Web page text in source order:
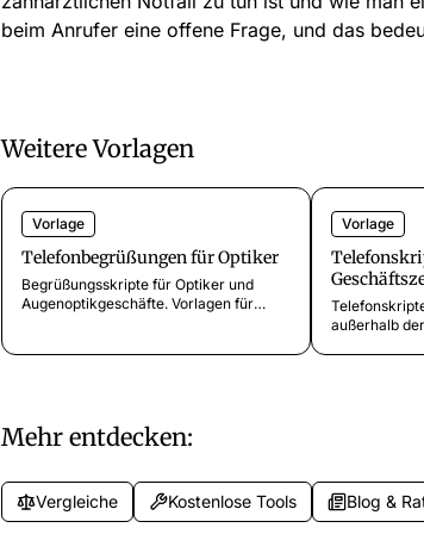
beim Anrufer eine offene Frage, und das
Weitere Vorlagen
Vorlage
Telefonbegrüßungen für Optiker
Begrüßungsskripte für Optiker und
Augenoptikgeschäfte. Vorlagen für
Versicherungsabklärung und
Vorlage
außerhalb
Mehr entdecken:
Vergleiche Kostenlose Tools Blog &